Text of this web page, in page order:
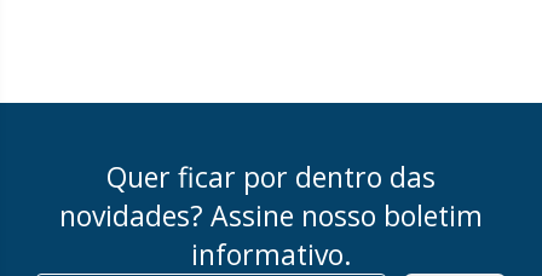
Quer ficar por dentro das
novidades? Assine nosso boletim
informativo.